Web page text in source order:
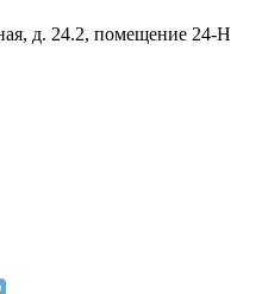
д. 24.2, помещение 24-Н